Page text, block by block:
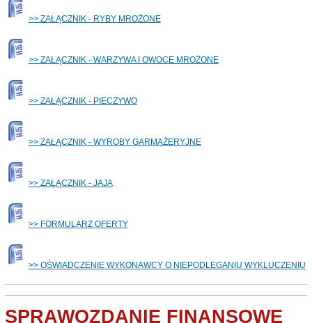
>> ZAŁĄCZNIK - RYBY MROŻONE
>> ZAŁĄCZNIK - WARZYWA I OWOCE MROŻONE
>> ZAŁĄCZNIK - PIECZYWO
>> ZAŁĄCZNIK - WYROBY GARMAŻERYJNE
>> ZAŁĄCZNIK - JAJA
>> FORMULARZ OFERTY
>> OŚWIADCZENIE WYKONAWCY O NIEPODLEGANIU WYKLUCZENIU
SPRAWOZDANIE FINANSOWE